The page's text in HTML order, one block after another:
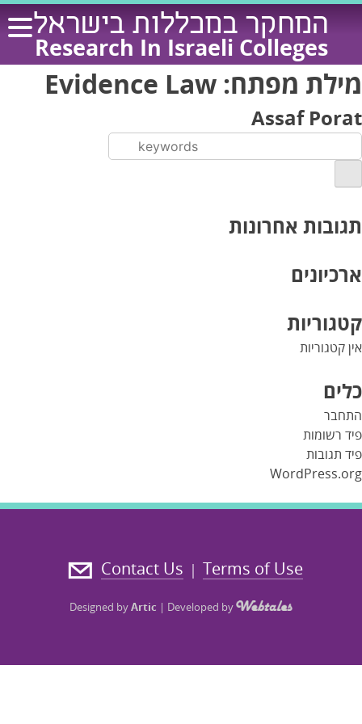
Skip
content
המחקר במכללות בישראל
Research In Israeli Colleges
מילת מפתח: Evidence Law
Assaf Porat
תגובות אחרונות
ארכיונים
קטגוריות
אין קטגוריות
כלים
התחבר
פיד רשומות
פיד תגובות
WordPress.org
Terms of Use
|
Contact Us
Designed byArtic | Developed by